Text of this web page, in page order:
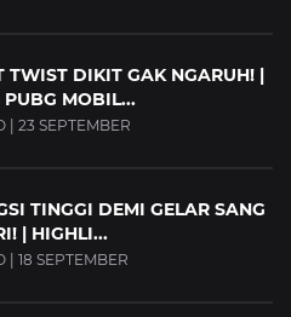
TWIST DIKIT GAK NGARUH! |
PUBG MOBIL...
| 23 SEPTEMBER
TINGGI DEMI GELAR SANG
| HIGHLI...
| 18 SEPTEMBER